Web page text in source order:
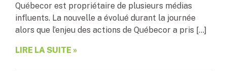
Québecor est propriétaire de plusieurs médias
influents. La nouvelle a évolué durant la journée
alors que l’enjeu des actions de Québecor a pris […]
LIRE LA SUITE »